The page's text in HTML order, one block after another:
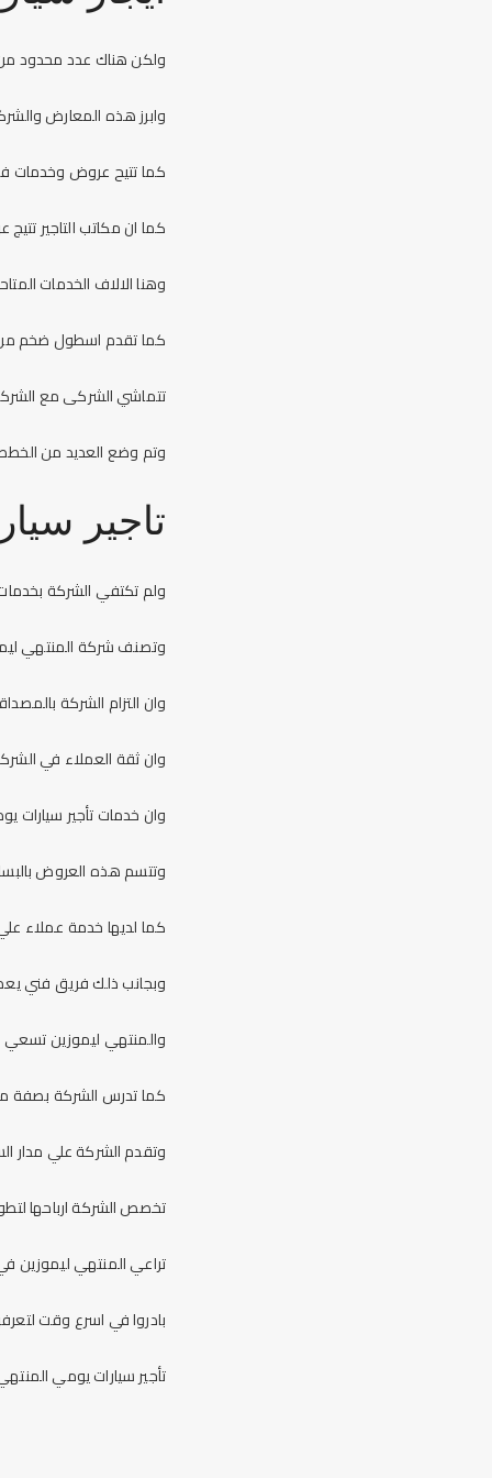
ولكن هناك عدد محدود من
وابرز هذه المعارض
كما تتيح عروض وخدمات
كما ان مكاتب التاجير
وهنا الالاف الخدمات
كما تقدم اسطول ضخم من
تتماشي الشركى مع
وتم وضع العديد من الخطط
تاجير
ولم تكتفي الشركة
وتصنف شركة المنتهي ليموزين من اول 10 شركات تقدم اجود وافضل خدمات تاجير
وان التزام الشركة
وان ثقة العملاء في
وان خدماتتأجير سيارات
وتتسم هذه العروض
كما لديها خدمة عملاء
وبجانب ذلك فريق فني
والمنتهي ليموزين تسعي
كما تدرس الشركة بصفة
وتقدم الشركة علي مدار
تخصص الشركة ارباحها
تراعي المنتهي ليموزين
بادروا في اسرع وقت
تأجير سيارات يومي